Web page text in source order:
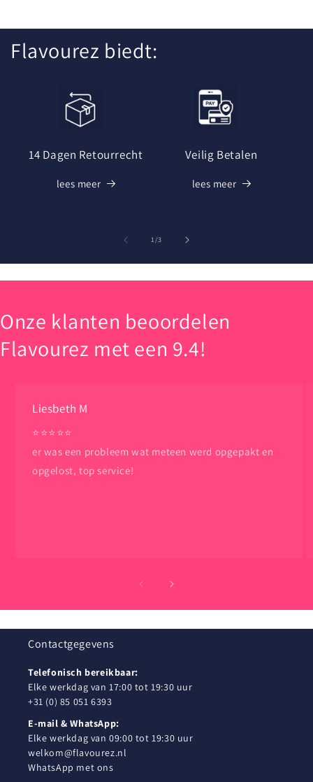
Flavourez biedt:
14 Dagen Retourrecht
lees meer
Veilig Betalen
lees meer
1/van
3
Onze klanten beoordelen
Flavourez met een 9.4!
Liesbeth M
⭐️⭐️⭐️⭐️⭐️
er was een probleem wat meteen werd opgepakt en
opgelost, top service!
Contactgegevens
Telefonisch bereikbaar:
Elke werkdag van 17:00 tot 19:30 uur
+31 (0) 85 051 6393
E-mail & WhatsApp:
Elke werkdag van 09:00 tot 19:30 uur
welkom@flavourez.nl
WhatsApp met ons